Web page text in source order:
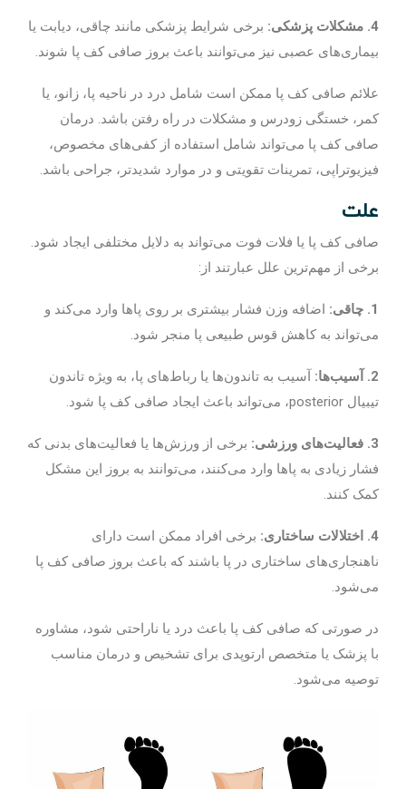
4. مشکلات پزشکی:
برخی شرایط پزشکی مانند چاقی، دیابت یا
بیماری‌های عصبی نیز می‌توانند باعث بروز صافی کف پا شوند.
علائم صافی کف پا ممکن است شامل درد در ناحیه پا، زانو، یا
کمر، خستگی زودرس و مشکلات در راه رفتن باشد. درمان
صافی کف پا می‌تواند شامل استفاده از کفی‌های مخصوص،
فیزیوتراپی، تمرینات تقویتی و در موارد شدیدتر، جراحی باشد.
علت
صافی کف پا یا فلات فوت می‌تواند به دلایل مختلفی ایجاد شود.
برخی از مهم‌ترین علل عبارتند از:
1. چاقی:
اضافه وزن فشار بیشتری بر روی پاها وارد می‌کند و
می‌تواند به کاهش قوس طبیعی پا منجر شود.
2. آسیب‌ها:
آسیب به تاندون‌ها یا رباط‌های پا، به ویژه تاندون
تیبیال posterior، می‌تواند باعث ایجاد صافی کف پا شود.
3. فعالیت‌های ورزشی:
برخی از ورزش‌ها یا فعالیت‌های بدنی که
فشار زیادی به پاها وارد می‌کنند، می‌توانند به بروز این مشکل
کمک کنند.
4. اختلالات ساختاری:
برخی افراد ممکن است دارای
ناهنجاری‌های ساختاری در پا باشند که باعث بروز صافی کف پا
می‌شود.
در صورتی که صافی کف پا باعث درد یا ناراحتی شود، مشاوره
با پزشک یا متخصص ارتوپدی برای تشخیص و درمان مناسب
توصیه می‌شود.